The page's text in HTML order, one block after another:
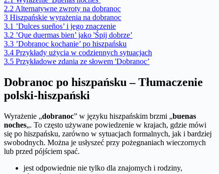
2.2 Alternatywne zwroty na dobranoc
3 Hiszpańskie wyrażenia na dobranoc
3.1 ’Dulces sueños’ i jego znaczenie
3.2 ’Que duermas bien’ jako 'Śpij dobrze’
3.3 ’Dobranoc kochanie’ po hiszpańsku
3.4 Przykłady użycia w codziennych sytuacjach
3.5 Przykładowe zdania ze słowem 'Dobranoc’
Dobranoc po hiszpańsku – Tłumaczenie
polski-hiszpański
Wyrażenie „dobranoc” w języku hiszpańskim brzmi „buenas
noches„. To często używane powiedzenie w krajach, gdzie mówi
się po hiszpańsku, zarówno w sytuacjach formalnych, jak i bardziej
swobodnych. Można je usłyszeć przy pożegnaniach wieczornych
lub przed pójściem spać.
jest odpowiednie nie tylko dla znajomych i rodziny,